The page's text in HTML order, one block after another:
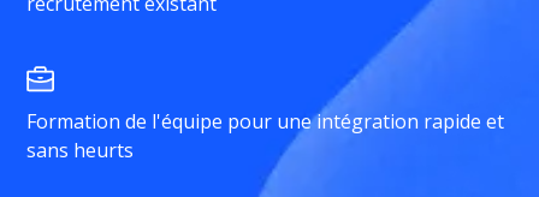
Formation de l'équipe pour une intégration rapide et
sans heurts